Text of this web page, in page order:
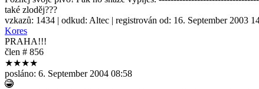
také zloděj???
vzkazů: 1434 | odkud: Altec | registrován od: 16. September 2003
Kores
PRAHA!!!
člen # 856
★★★★
posláno: 6. September 2004 08:58